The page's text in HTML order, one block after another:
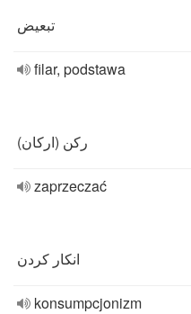
تبعیض
filar, podstawa
رکن (ارکان)
zaprzeczać
انکار کردن
konsumpcjonizm